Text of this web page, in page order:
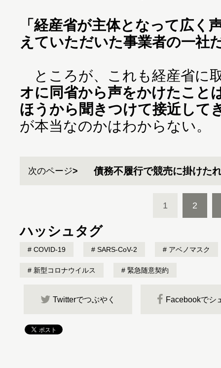
「経産省が主体となって広く
えていただいた事業者の一社
ところが、これも経産省に
オに同省から声をかけたこと
ほうから聞きつけて接近して
が本当なのかはわからない。
次のページ 債務不履行で競売に掛けた
1 2
ハッシュタグ
COVID-19 SARS-CoV-2 アベノマスク
新型コロナウイルス 緊急随意契約
Twitterでつぶやく Facebookでシ